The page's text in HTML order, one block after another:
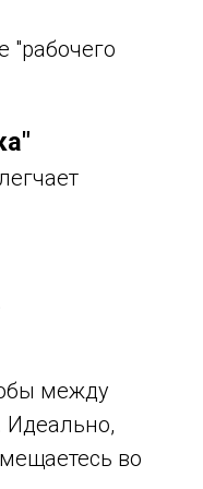
"рабочего
между
Идеально,
во